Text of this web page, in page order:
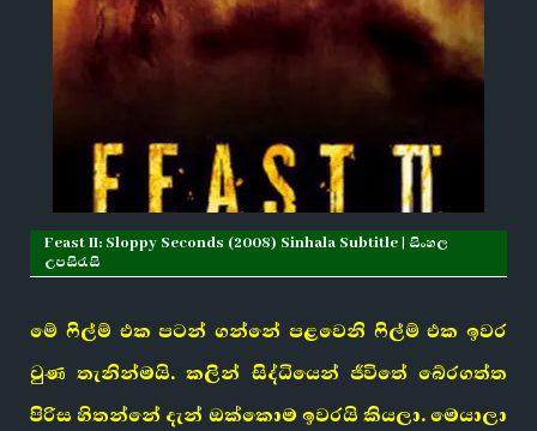
Feast II: Sloppy Seconds (2008) Sinhala Subtitle | සිංහල
උපසිරැසි
මේ ෆිල්ම් එක පටන් ගන්නේ පළවෙනි ෆිල්ම් එක ඉවර
වුණ තැනින්මයි. කලින් සිද්ධියෙන් ජීවිතේ බේරගත්ත
පිරිස හිතන්නේ දැන් ඔක්කොම ඉවරයි කියලා. මෙයාලා